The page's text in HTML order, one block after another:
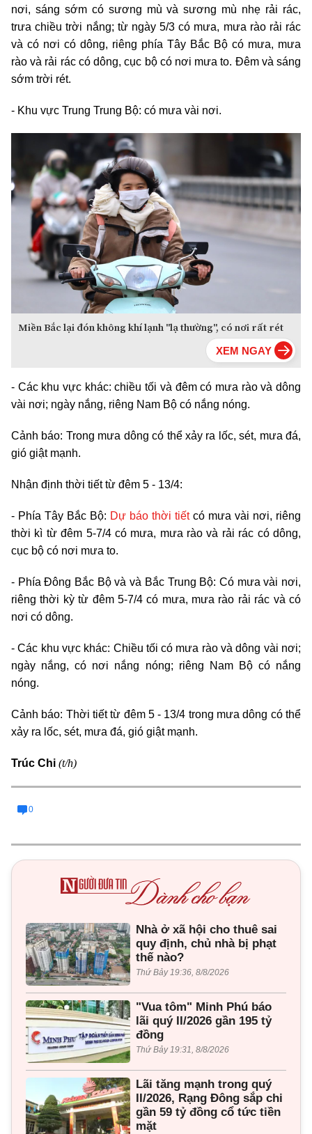
nơi, sáng sớm có sương mù và sương mù nhẹ rải rác,
trưa chiều trời nắng; từ ngày 5/3 có mưa, mưa rào rải rác
và có nơi có dông, riêng phía Tây Bắc Bộ có mưa, mưa
rào và rải rác có dông, cục bộ có nơi mưa to. Đêm và sáng
sớm trời rét.
- Khu vực Trung Trung Bộ: có mưa vài nơi.
Miền Bắc lại đón không khí lạnh "lạ thường", có nơi rất rét
- Các khu vực khác: chiều tối và đêm có mưa rào và dông
vài nơi; ngày nắng, riêng Nam Bộ có nắng nóng.
Cảnh báo: Trong mưa dông có thể xảy ra lốc, sét, mưa đá,
gió giật mạnh.
Nhận định thời tiết từ đêm 5 - 13/4:
- Phía Tây Bắc Bộ: Dự báo thời tiếtcó mưa vài nơi, riêng
thời kì từ đêm 5-7/4 có mưa, mưa rào và rải rác có dông,
cục bộ có nơi mưa to.
- Phía Đông Bắc Bộ và và Bắc Trung Bộ: Có mưa vài nơi,
riêng thời kỳ từ đêm 5-7/4 có mưa, mưa rào rải rác và có
nơi có dông.
- Các khu vực khác: Chiều tối có mưa rào và dông vài nơi;
ngày nắng, có nơi nắng nóng; riêng Nam Bộ có nắng
nóng.
Cảnh báo: Thời tiết từ đêm 5 - 13/4 trong mưa dông có thể
xảy ra lốc, sét, mưa đá, gió giật mạnh.
Trúc Chi (t/h)
0
Nhà ở xã hội cho thuê sai
quy định, chủ nhà bị phạt
thế nào?
Thứ Bảy 19:36, 8/8/2026
"Vua tôm" Minh Phú báo
lãi quý II/2026 gần 195 tỷ
đồng
Thứ Bảy 19:31, 8/8/2026
Lãi tăng mạnh trong quý
II/2026, Rạng Đông sắp chi
gần 59 tỷ đồng cổ tức tiền
mặt